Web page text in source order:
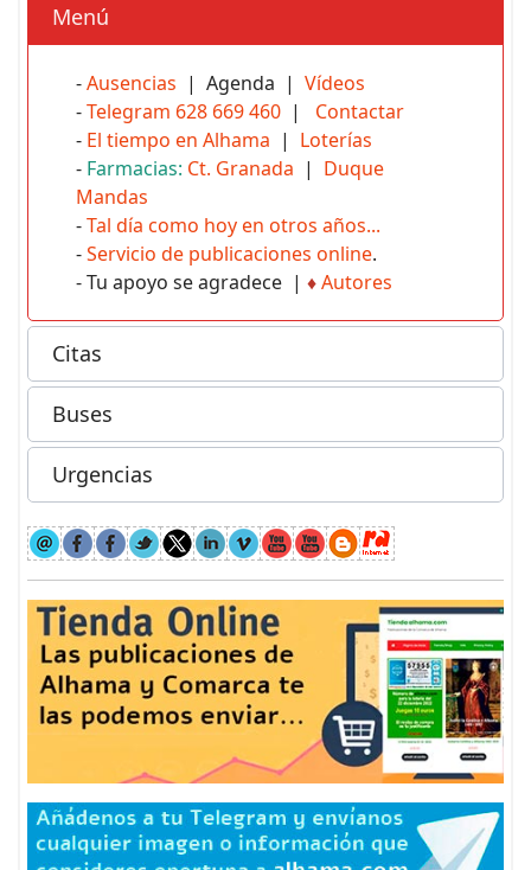
Menú
-Ausencias | Agenda | Vídeos
-Telegram 628 669 460 | Contactar
- El tiempo en Alhama | Loterías
- Farmacias: Ct. Granada | Duque
Mandas
-Tal día como hoy en otros años...
-Servicio de publicaciones online.
- Tu apoyo se agradece | ♦Autores
Citas
Buses
Urgencias